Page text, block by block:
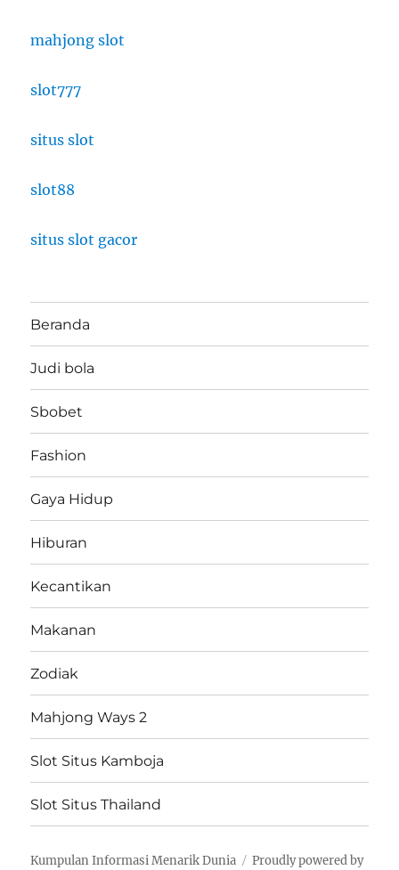
mahjong slot
slot777
situs slot
slot88
situs slot gacor
Beranda
Judi bola
Sbobet
Fashion
Gaya Hidup
Hiburan
Kecantikan
Makanan
Zodiak
Mahjong Ways 2
Slot Situs Kamboja
Slot Situs Thailand
Kumpulan Informasi Menarik Dunia Proudly powered by